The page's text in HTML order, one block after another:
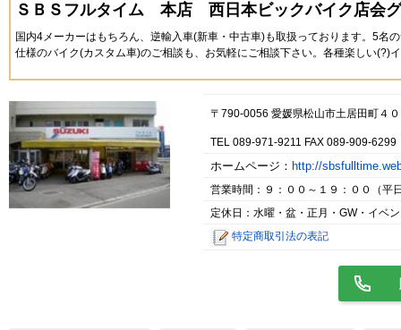
ＳＢＳフルタイム 本店 西日本ビックバイク店会
国内4メーカーはもちろん、逆輸入車(新車・中古車)も取扱っております。5名
仕様のバイク(カスタム車)のご相談も、お気軽にご相談下さい。各種楽しい(?)
〒790-0056 愛媛県松山市土居田町４
TEL 089-971-9211 FAX 089-909-6299
ホームページ： http://
営業時間：９：００～１９：００（平
定休日：水曜・盆・正月・GW・イベ
特定商取引法の表記